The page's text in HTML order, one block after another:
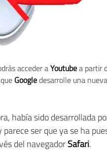
acceder aYoutubea partir
Googledesarrolle una
había sido desarrollada
parece ser que ya se ha
del navegadorSafari.